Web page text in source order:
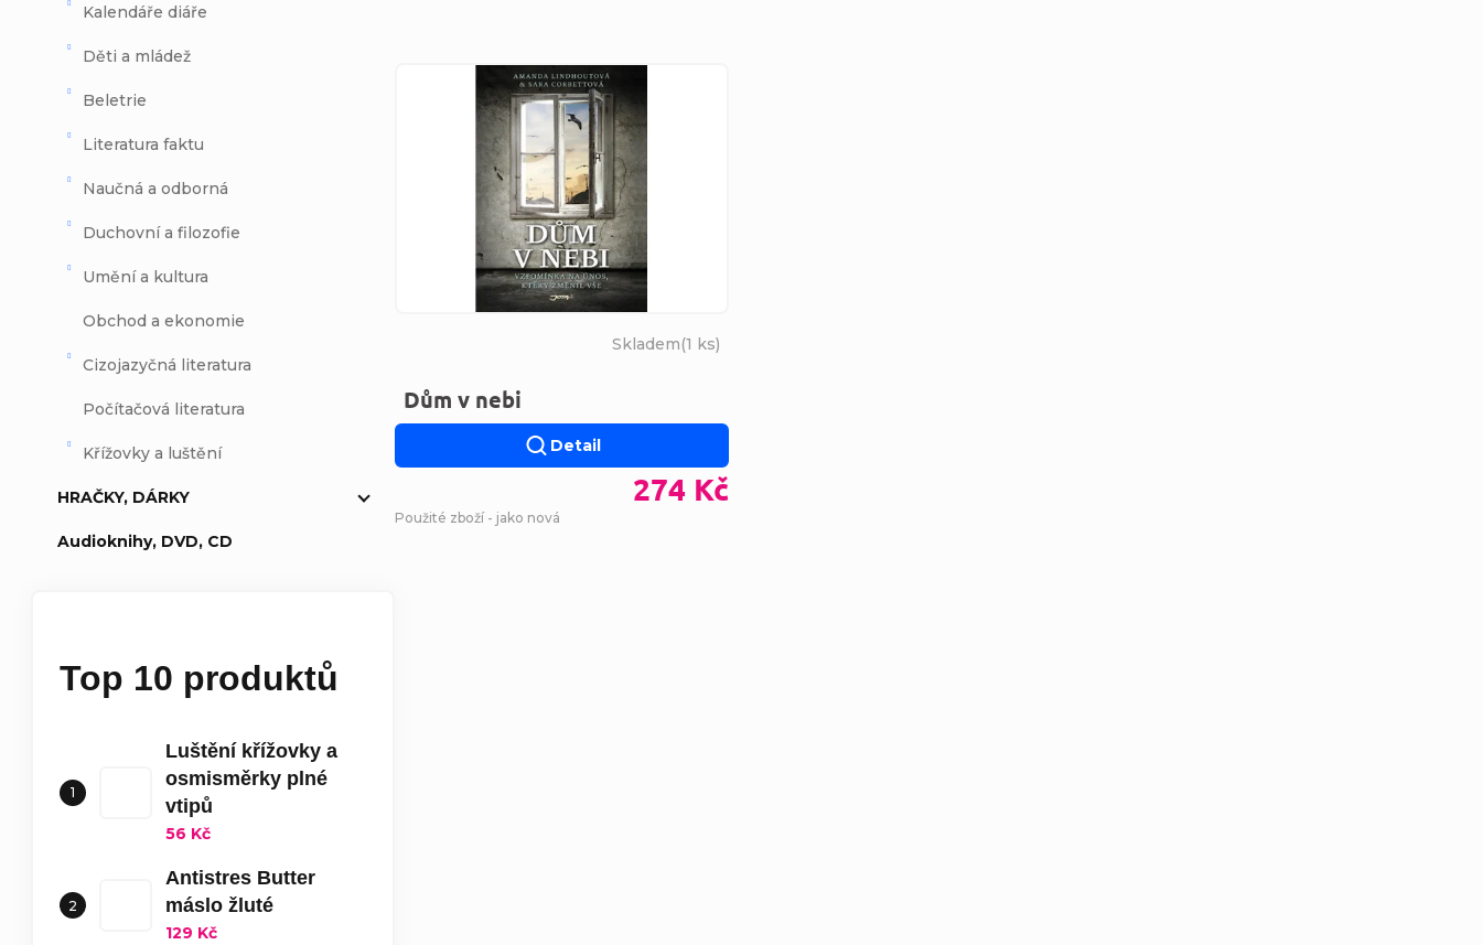
Kalendáře diáře
Děti a mládež
Beletrie
Literatura faktu
Naučná a odborná
Duchovní a filozofie
Umění a kultura
Obchod a ekonomie
Cizojazyčná literatura
Počítačová literatura
Křížovky a luštění
HRAČKY, DÁRKY
Audioknihy, DVD, CD
Top 10 produktů
Luštění křížovky a
osmisměrky plné
vtipů
56 Kč
Antistres Butter
máslo žluté
129 Kč
Výpis produktů
Dům v nebi
Skladem(1 ks)
274 Kč
Detail
Použité zboží - jako nová